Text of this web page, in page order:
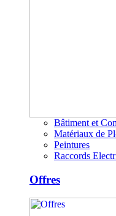
Bâtiment et
Matériaux de
Peintures
Raccords
Offres